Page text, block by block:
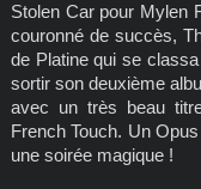
Stolen Car pour Mylen
couronné de succès,
de Platine qui se
sortir son deuxième
avec un très beau
French Touch. Un
une soirée magique !